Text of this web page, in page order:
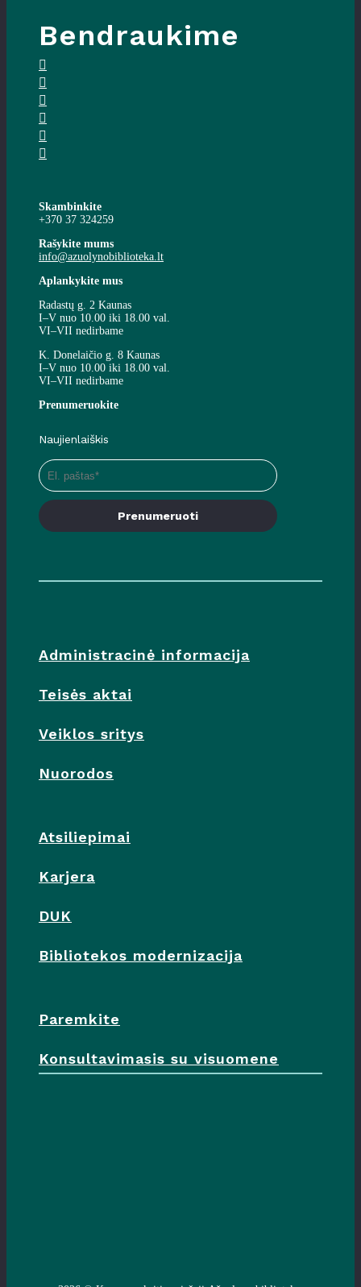
Bendraukime
Skambinkite
+370 37 324259
Rašykite mums
info@azuolynobiblioteka.lt
Aplankykite mus
Radastų g. 2 Kaunas
I–V nuo 10.00 iki 18.00 val.
VI–VII nedirbame
K. Donelaičio g. 8 Kaunas
I–V nuo 10.00 iki 18.00 val.
VI–VII nedirbame
Prenumeruokite
Naujienlaiškis
Prenumeruoti
Administracinė informacija
Teisės aktai
Veiklos sritys
Nuorodos
Atsiliepimai
Karjera
DUK
Bibliotekos modernizacija
Paremkite
Konsultavimasis su visuomene